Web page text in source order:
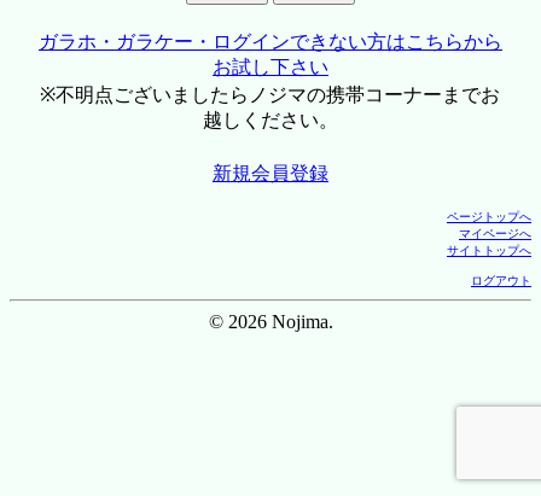
ガラホ・ガラケー・ログインできない方はこちらから
お試し下さい
※不明点ございましたらノジマの携帯コーナーまでお
越しください。
新規会員登録
ページトップへ
マイページへ
サイトトップへ
ログアウト
© 2026 Nojima.